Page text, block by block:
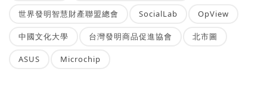
世界發明智慧財產聯盟總會 SocialLab OpView
中國文化大學 台灣發明商品促進協會 北市圖
ASUS Microchip